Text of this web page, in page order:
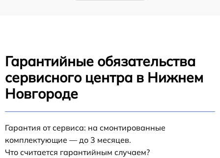
Гарантийные обязательства
сервисного центра в Нижнем
Новгороде
Гарантия от сервиса: на смонтированные
комплектующие — до 3 месяцев.
Что считается гарантийным случаем?